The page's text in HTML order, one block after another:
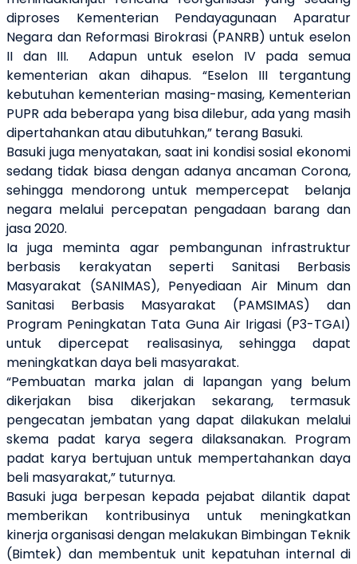
diproses Kementerian Pendayagunaan Aparatur
Negara dan Reformasi Birokrasi (PANRB)untuk eselon
II dan III. Adapun untuk eselon IV padasemua
kementerian akandihapus. “Eselon III tergantung
kebutuhan kementerian masing-masing, Kementerian
PUPR ada beberapa yang bisa dilebur, ada yang masih
dipertahankan atau dibutuhkan,” terang Basuki.
Basuki juga menyatakan, saat ini kondisi sosial ekonomi
sedang tidak biasa dengan adanya ancaman Corona,
sehingga mendorong untuk mempercepat
belanja
negara melaluipercepatan pengadaan barang dan
jasa 2020.
Ia juga meminta agar pembangunan infrastruktur
berbasis kerakyatan seperti Sanitasi Berbasis
Masyarakat (SANIMAS), Penyediaan Air Minum dan
Sanitasi Berbasis Masyarakat (PAMSIMAS) dan
Program Peningkatan Tata Guna Air Irigasi (P3-TGAI)
untuk dipercepat realisasinya, sehingga dapat
meningkatkan daya beli masyarakat.
“Pembuatan marka jalan di lapangan yang belum
dikerjakan bisa dikerjakan sekarang, termasuk
pengecatan jembatan yang dapat dilakukan melalui
skema padat karya segera dilaksanakan. Program
padat karya bertujuan untuk mempertahankan daya
beli masyarakat,” tuturnya.
Basuki juga berpesan kepada pejabat dilantik dapat
memberikan kontribusinya untuk meningkatkan
kinerja organisasi dengan melakukan Bimbingan Teknik
(Bimtek) dan membentuk unit kepatuhan internal di